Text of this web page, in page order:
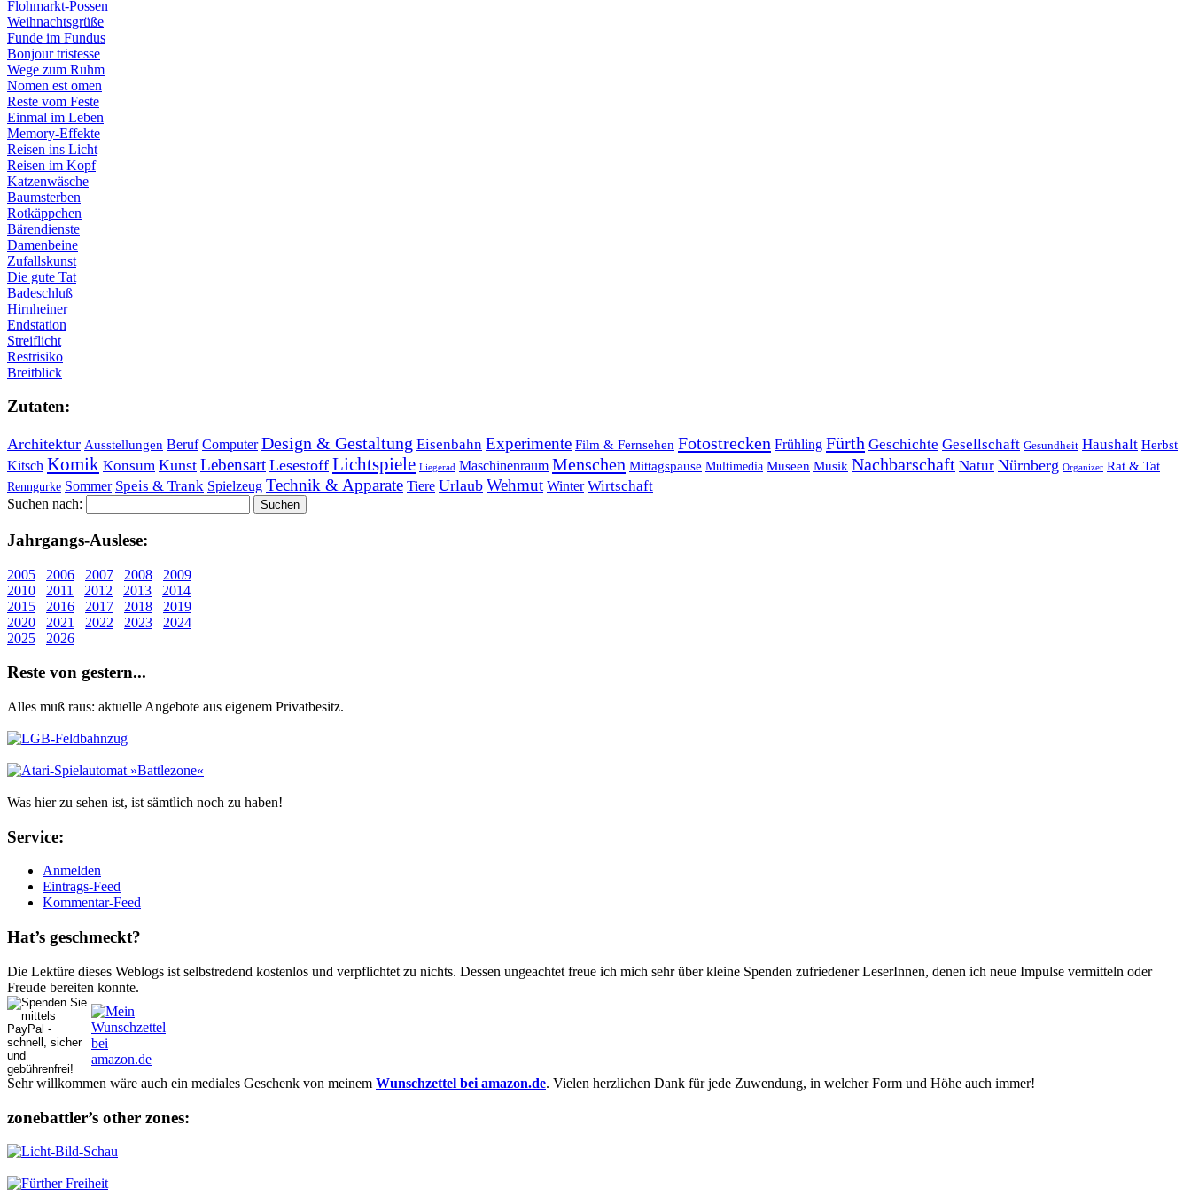
Flohmarkt-Possen
Weihnachtsgrüße
Funde im Fundus
Bonjour tristesse
Wege zum Ruhm
Nomen est omen
Reste vom Feste
Einmal im Leben
Memory-Effekte
Reisen ins Licht
Reisen im Kopf
Katzenwäsche
Baumsterben
Rotkäppchen
Bärendienste
Damenbeine
Zufallskunst
Die gute Tat
Badeschluß
Hirnheiner
Endstation
Streiflicht
Restrisiko
Breitblick
Zu­ta­ten:
Architektur Ausstellungen Beruf Computer Design & Gestaltung Eisenbahn Experimente Film & Fernsehen Fotostrecken Frühling Fürth Geschichte Gesellschaft Gesundheit Haushalt Herbst
Kitsch Komik Konsum Kunst Lebensart Lesestoff Lichtspiele Liegerad Maschinenraum Menschen Mittagspause Multimedia Museen Musik Nachbarschaft Natur Nürnberg Organizer Rat & Tat
Renngurke Sommer Speis & Trank Spielzeug Technik & Apparate Tiere Urlaub Wehmut Winter Wirtschaft
Suchen nach:
Jahr­gangs-Aus­le­se:
2005 2006 2007 2008
2009
2010
2011 2012 2013
2014
2015
2016 2017 2018
2019
2020
2021 2022 2023
2024
2025
2026
Re­ste von ge­stern...
Alles muß raus: aktuelle An­ge­bo­te aus eigenem Privatbesitz.
Was hier zu sehen ist, ist sämt­lich noch zu haben!
Ser­vice:
Anmelden
Eintrags-Feed
Kommentar-Feed
Hat’s ge­schmeckt?
Die Lektüre dieses Weblogs ist selbstredend kostenlos und ver­pflich­tet zu nichts. Dessen un­ge­achtet freue ich mich sehr über kleine Spenden zufriedener Le­serInnen, denen ich neue Im­pul­se vermitteln oder
Freude bereiten konnte.
Sehr willkommen wäre auch ein mediales Geschenk von meinem Wunschzettel bei amazon.de. Vielen herzlichen Dank für jede Zuwendung, in welcher Form und Höhe auch immer!
zonebattler’s other zo­nes: